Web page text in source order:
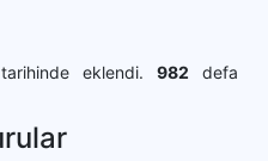
eklendi. 982 defa